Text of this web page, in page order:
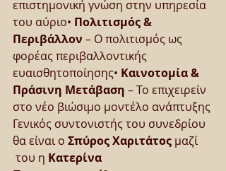
επιστημονική γνώση στην υπηρεσία
του αύριο• Πολιτισμός &
Περιβάλλον – Ο πολιτισμός ως
φορέας περιβαλλοντικής
ευαισθητοποίησης• Καινοτομία &
Πράσινη Μετάβαση – Το επιχειρείν
στο νέο βιώσιμο μοντέλο ανάπτυξης
Γενικός συντονιστής του συνεδρίου
θα είναι ο Σπύρος Χαριτάτος μαζί
του η Κατερίνα